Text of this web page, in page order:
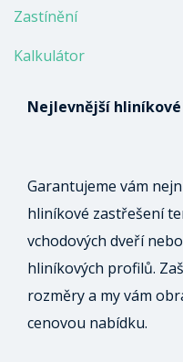
Zastínění
Kalkulátor
Nejlevnější
Garantujeme vám
hliníkové zastřešení
vchodových dveří
hliníkových profilů.
rozměry a my vám
cenovou nabídku.